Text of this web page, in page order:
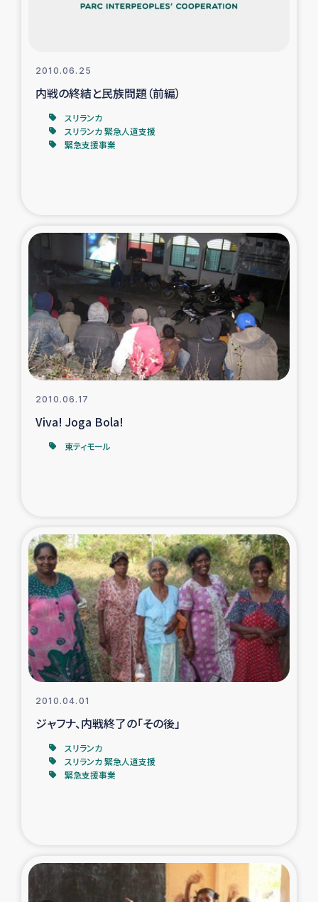
復興支援事業
ミャンマー緊急支援
タイ国境ミャンマー移民子ども支援
漁民によるマングローブ植林活動
レバノンでのシリア難民への食糧・越冬支援
レバノンにおける緊急支援
レバノンでのシリア難民への教育支援事業
神原ゼミxパルシック
石巻市街地在宅被災者支援
復興応援隊の活動
仮設住宅生活支援・農業復興支援
漁業復興支援
インターン・ボランティア日誌
経済自立支援事業
ガザ地区における羊の畜産支援
2010.06.25
内戦の終結と民族問題（前編）
スリランカ
スリランカ 緊急人道支援
緊急支援事業
2010.06.17
Viva! Joga Bola!
東ティモール
2010.04.01
ジャフナ、内戦終了の「その後」
スリランカ
スリランカ 緊急人道支援
緊急支援事業